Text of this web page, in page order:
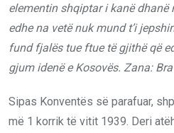
elementin shqiptar i kanë dhanë
edhe na vetë nuk mund t’i
fund fjalës tue ftue të gjithë që
gjum idenë e Kosovës. Zana:
Sipas Konventës së parafuar,
më 1 korrik të vitit 1939. Deri